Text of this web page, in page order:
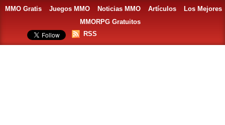
MMO Gratis Juegos MMO Noticias MMO Artículos
Los Mejores
MMORPG Gratuitos
RSS